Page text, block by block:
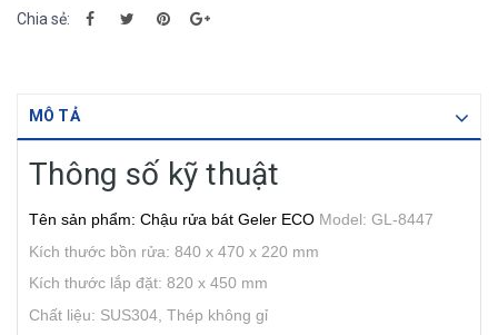
Chia sẻ:
MÔ TẢ
Thông số kỹ thuật
Tên sản phẩm: Chậu rửa bát Geler ECO Model: GL-8447
Kích thước bồn rửa: 840 x 470 x 220 mm
Kích thước lắp đặt: 820 x 450 mm
Chất liệu: SUS304, Thép không gỉ